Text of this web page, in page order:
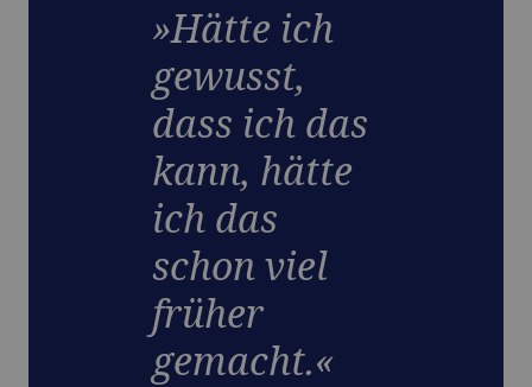
»Hätte ich
gewusst,
dass ich das
kann, hätte
ich das
schon viel
früher
gemacht.«